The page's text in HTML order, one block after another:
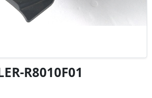
R8010F01